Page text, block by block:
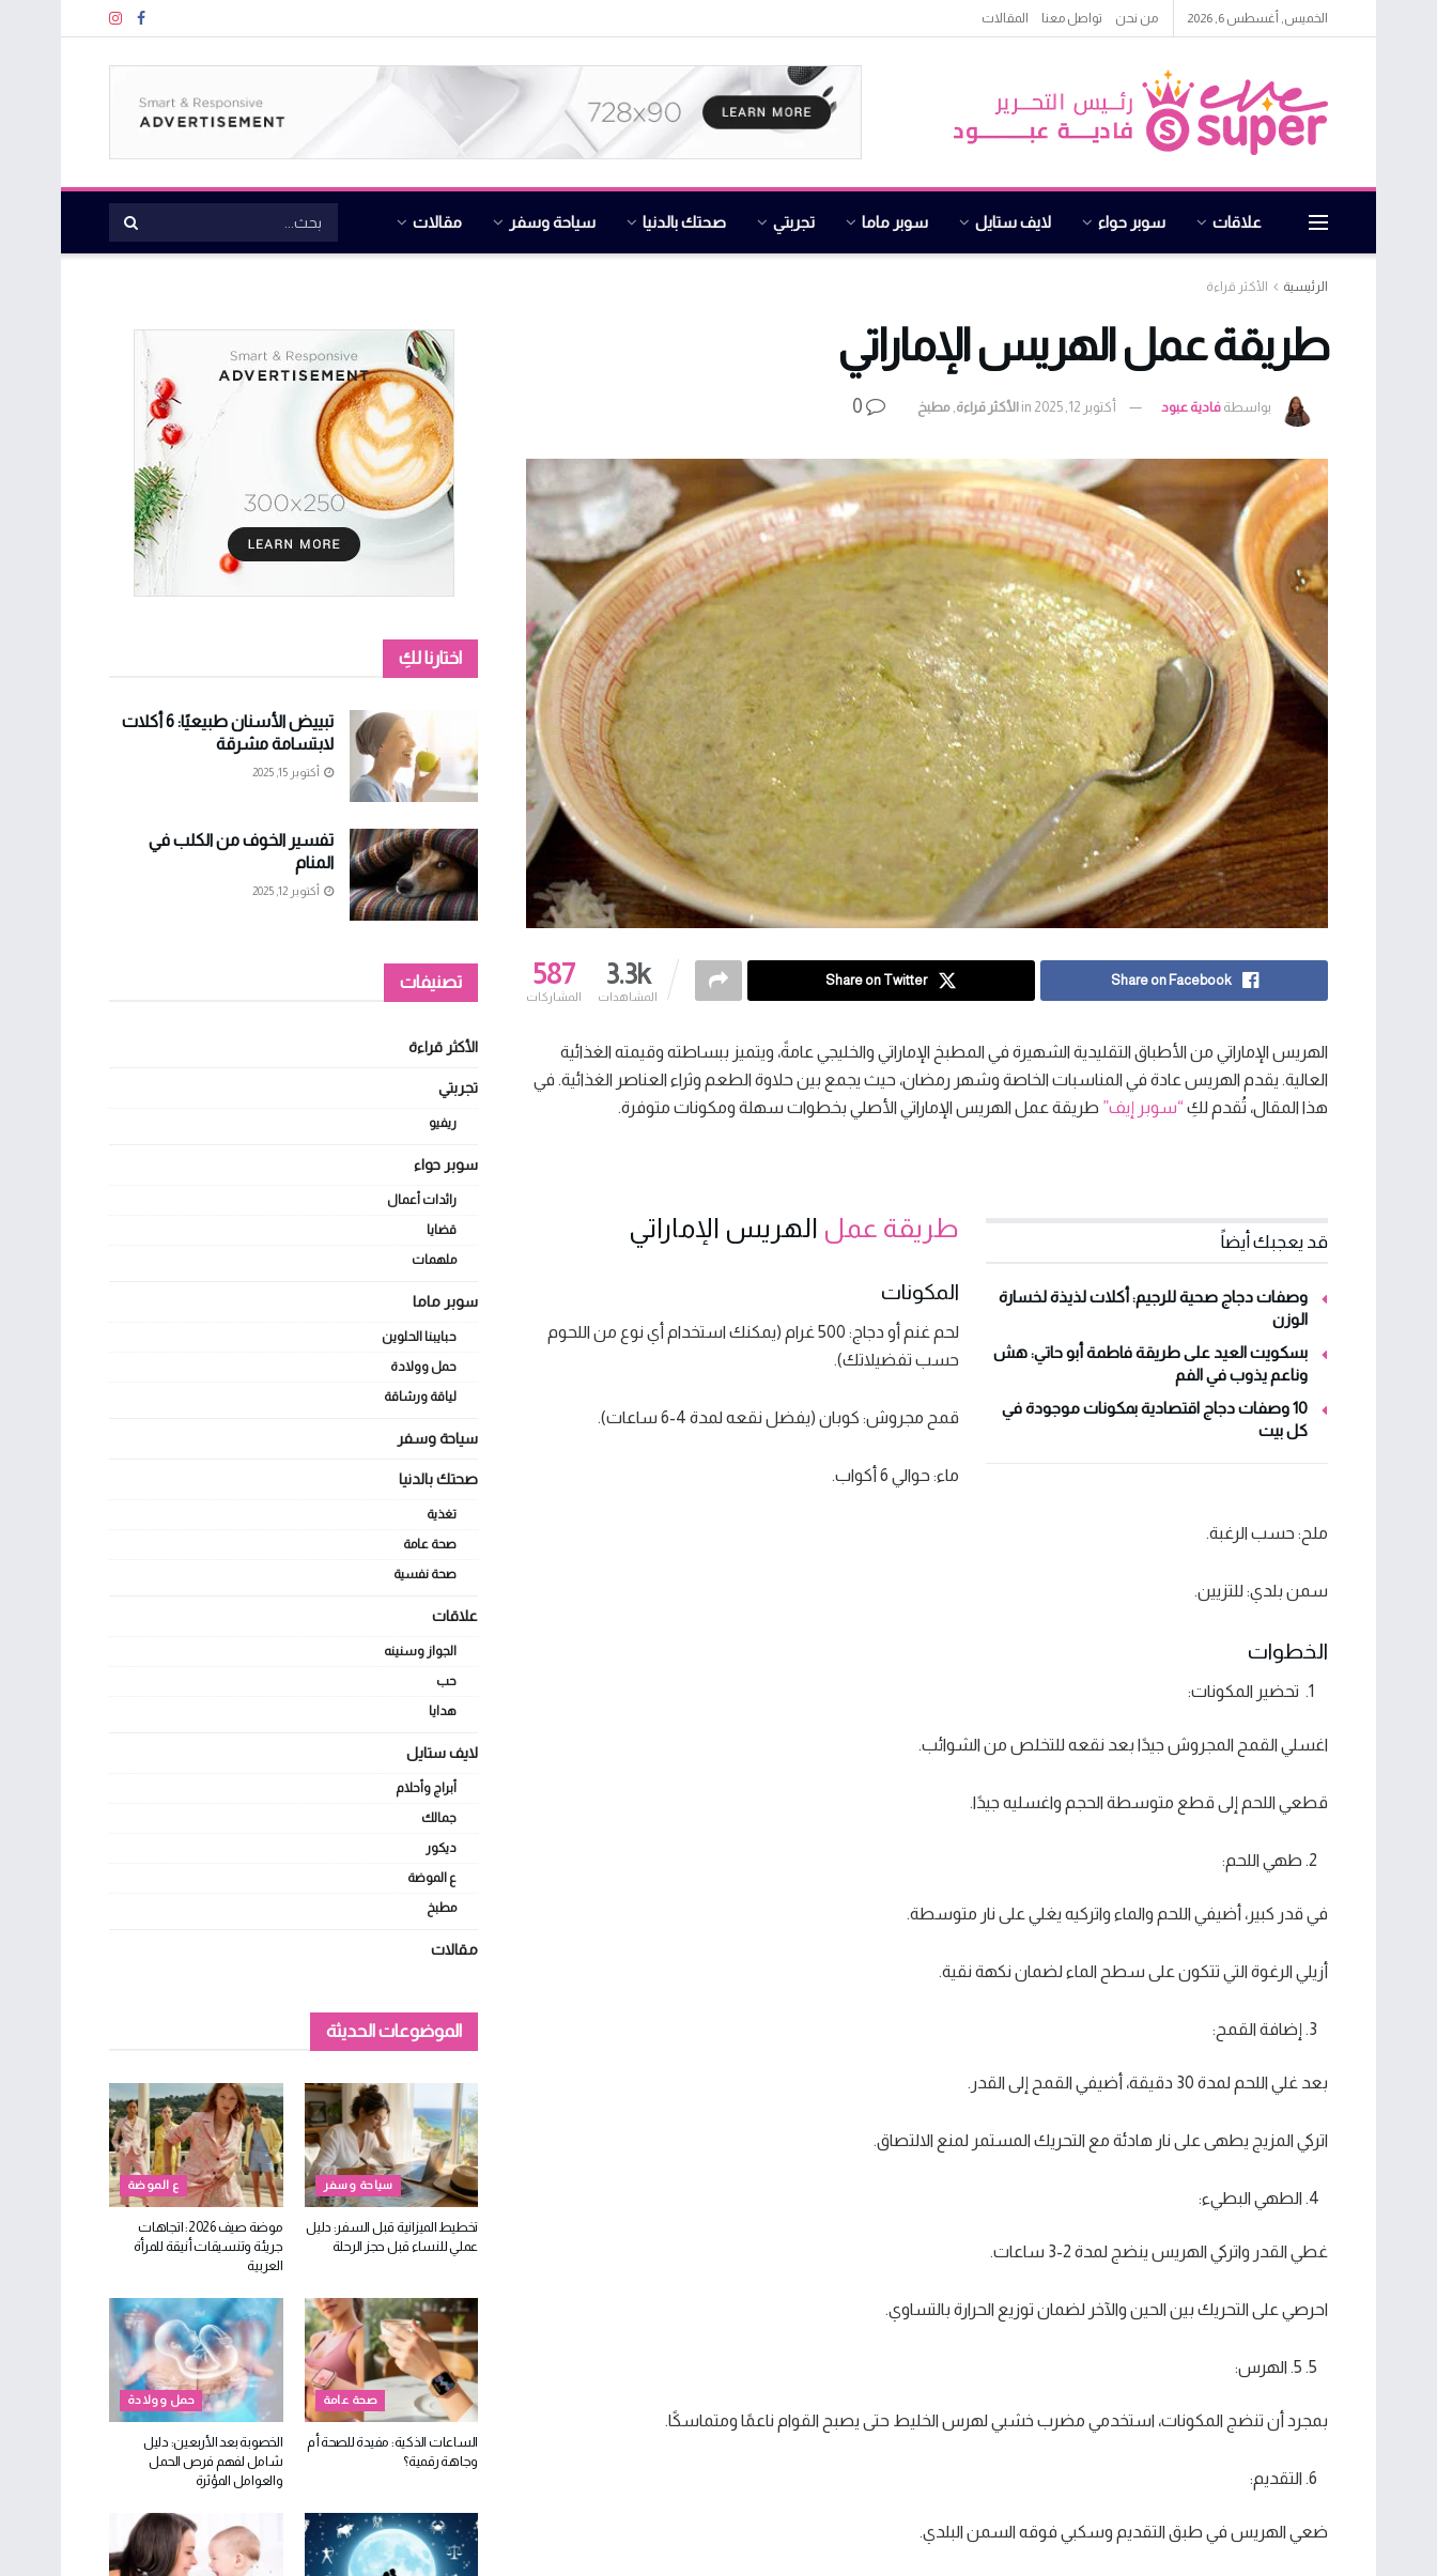
الخميس, أغسطس 6, 2026 من نحن تواصل معنا المقالات
علاقات سوبر حواء لايف ستايل سوبر ماما تجربتي صحتك بالدنيا سياحة وسفر مقالات
الرئيسية الأكثر قراءة
طريقة عمل الهريس الإماراتي
بواسطة فادية عبود أكتوبر 12, 2025 in الأكثر قراءة مطبخ
587
المشاركات
3.3k
المشاهدات
Share on Facebook
Share on Twitter
الهريس الإماراتي من الأطباق التقليدية الشهيرة في المطبخ الإماراتي والخليجي عامةً، ويتميز ببساطته وقيمته الغذائية
العالية. يقدم الهريس عادة في المناسبات الخاصة وشهر رمضان، حيث يجمع بين حلاوة الطعم وثراء العناصر الغذائية. في
هذا المقال، تُقدم لكِ “سوبر إيف” طريقة عمل الهريس الإماراتي الأصلي بخطوات سهلة ومكونات متوفرة.
قد يعجبك أيضاً
وصفات دجاج صحية للرجيم: أكلات لذيذة لخسارة
الوزن
بسكويت العيد على طريقة فاطمة أبو حاتي: هش
وناعم يذوب في الفم
10 وصفات دجاج اقتصادية بمكونات موجودة في
كل بيت
طريقة عمل الهريس الإماراتي
المكونات
لحم غنم أو دجاج: 500 غرام (يمكنك استخدام أي نوع من اللحوم
حسب تفضيلاتك).
قمح مجروش: كوبان (يفضل نقعه لمدة 4-6 ساعات).
ماء: حوالي 6 أكواب.
ملح: حسب الرغبة.
سمن بلدي: للتزيين.
الخطوات
تحضير المكونات:
اغسلي القمح المجروش جيدًا بعد نقعه للتخلص من الشوائب.
قطعي اللحم إلى قطع متوسطة الحجم واغسليه جيدًا.
طهي اللحم:
في قدر كبير، أضيفي اللحم والماء واتركيه يغلي على نار متوسطة.
أزيلي الرغوة التي تتكون على سطح الماء لضمان نكهة نقية.
إضافة القمح:
بعد غلي اللحم لمدة 30 دقيقة، أضيفي القمح إلى القدر.
اتركي المزيج يطهى على نار هادئة مع التحريك المستمر لمنع الالتصاق.
الطهي البطيء:
غطي القدر واتركي الهريس ينضج لمدة 2-3 ساعات.
احرصي على التحريك بين الحين والآخر لضمان توزيع الحرارة بالتساوي.
5. الهرس:
بمجرد أن تنضج المكونات، استخدمي مضرب خشبي لهرس الخليط حتى يصبح القوام ناعمًا ومتماسكًا.
التقديم:
ضعي الهريس في طبق التقديم وسكبي فوقه السمن البلدي.
اختارنا لكِ
تبييض الأسنان طبيعيًا: 6 أكلات
لابتسامة مشرقة
أكتوبر 15, 2025
تفسير الخوف من الكلب في
المنام
أكتوبر 12, 2025
تصنيفات
الأكثر قراءة
تجربتي
ريفيو
سوبر حواء
رائدات أعمال
قضايا
ملهمات
سوبر ماما
حبايبنا الحلوين
حمل وولادة
لياقة ورشاقة
سياحة وسفر
صحتك بالدنيا
تغذية
صحة عامة
صحة نفسية
علاقات
الجواز وسنينه
حب
هدايا
لايف ستايل
أبراج وأحلام
جمالك
ديكور
ع الموضة
مطبخ
مقالات
الموضوعات الحديثة
سياحة وسفر
تخطيط الميزانية قبل السفر: دليل
عملي للنساء قبل حجز الرحلة
ع الموضة
موضة صيف 2026: اتجاهات
جريئة وتنسيقات أنيقة للمرأة
العربية
صحة عامة
الساعات الذكية: مفيدة للصحة أم
وجاهة رقمية؟
حمل وولادة
الخصوبة بعد الأربعين: دليل
شامل لفهم فرص الحمل
والعوامل المؤثرة